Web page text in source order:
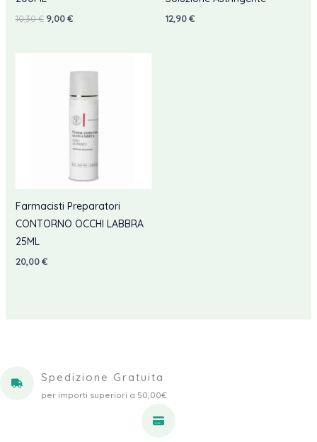
10,30€ Il9,00€Il
12,90€
Farmacisti Preparatori
CONTORNO OCCHI LABBRA
25ML
20,00€
Spedizione Gratuita
per importi superiori a 50,00€